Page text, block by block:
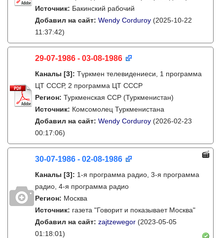
Источник: Бакинский рабочий
Добавил на сайт: Wendy Corduroy (2025-10-22
11:37:42)
29-07-1986 - 03-08-1986
Каналы [3]: Түркмен телевидениеси, 1 программа
ЦТ СССР, 2 программа ЦТ СССР
Регион: Туркменская ССР (Туркменистан)
Источник: Комсомолец Туркменистана
Добавил на сайт: Wendy Corduroy (2026-02-23
00:17:06)
30-07-1986 - 02-08-1986
Каналы [3]: 1-я программа радио, 3-я программа
радио, 4-я программа радио
Регион: Москва
Источник: газета "Говорит и показывает Москва"
Добавил на сайт: zajtzewegor (2023-05-05
01:18:01)